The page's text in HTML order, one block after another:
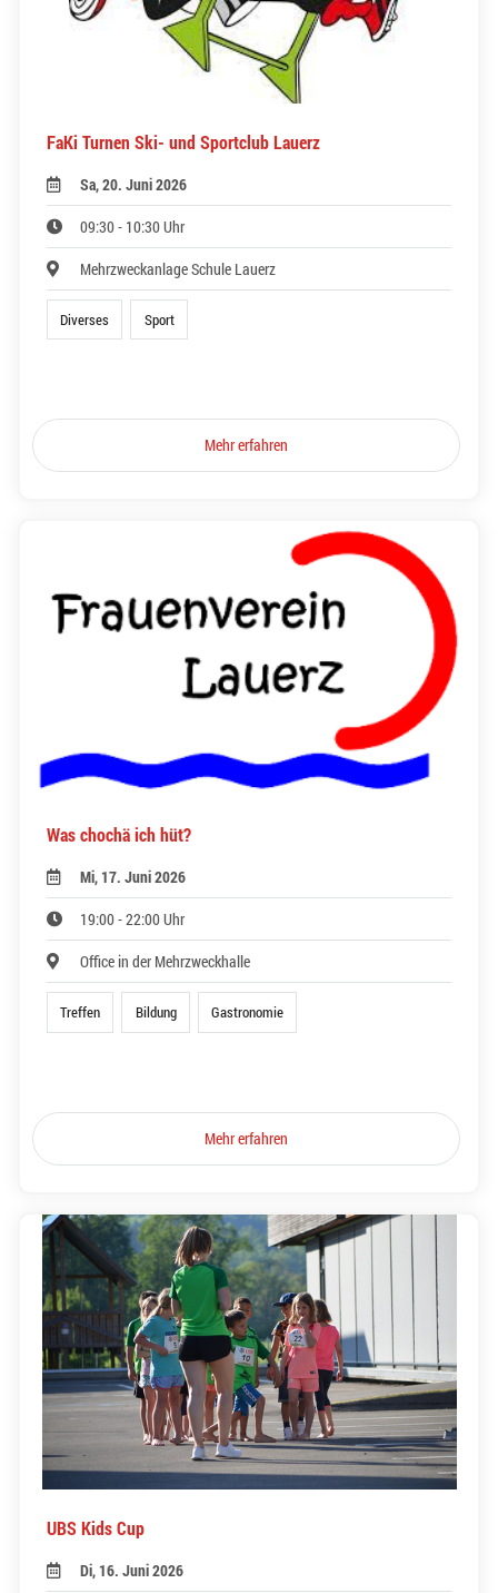
FaKi Turnen Ski- und Sportclub Lauerz
Sa, 20. Juni 2026
09:30 - 10:30 Uhr
Mehrzweckanlage Schule Lauerz
Diverses Sport
Mehr erfahren
Was chochä ich hüt?
Mi, 17. Juni 2026
19:00 - 22:00 Uhr
Office in der Mehrzweckhalle
Treffen Bildung Gastronomie
Mehr erfahren
UBS Kids Cup
Di, 16. Juni 2026